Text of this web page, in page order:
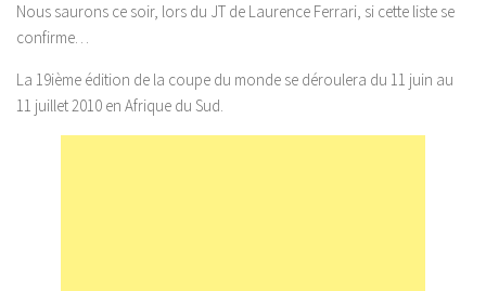
Nous saurons ce soir, lors du JT de Laurence Ferrari, si cette liste se
confirme…
La 19ième édition de la coupe du monde se déroulera du 11 juin au
11 juillet 2010 en Afrique du Sud.